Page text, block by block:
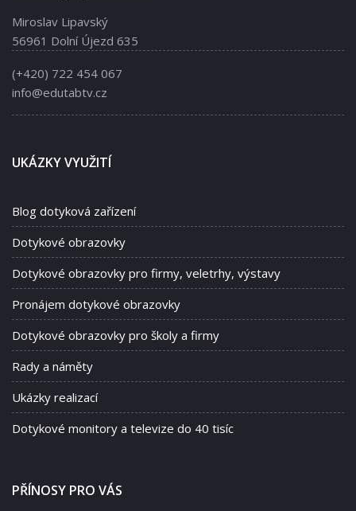
Miroslav Lipavský
56961 Dolní Újezd 635
(+420) 722 454 067
info@edutabtv.cz
UKÁZKY VYUŽITÍ
Blog dotyková zařízení
Dotykové obrazovky
Dotykové obrazovky pro firmy, veletrhy, výstavy
Pronájem dotykové obrazovky
Dotykové obrazovky pro školy a firmy
Rady a náměty
Ukázky realizací
Dotykové monitory a televize do 40 tisíc
PŘÍNOSY PRO VÁS